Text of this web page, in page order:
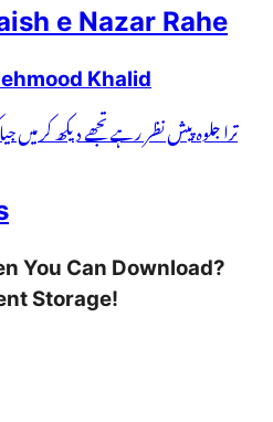
e Nazar Rahe
Khalid
ترا جلوہ پیش نظر رہے تجھے دیکھ کر
You Can Download?
Storage!